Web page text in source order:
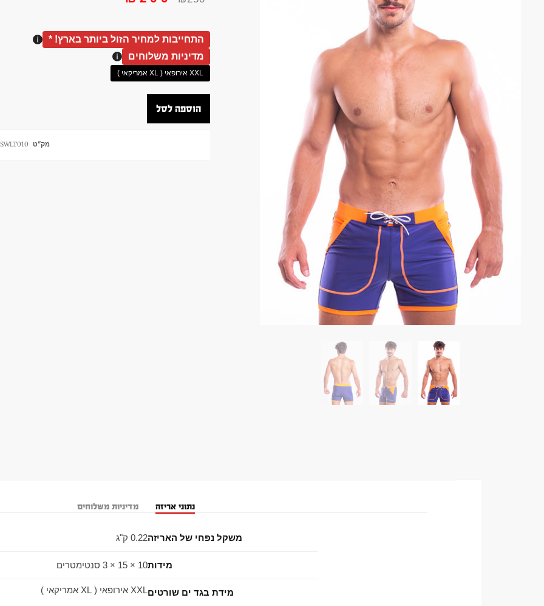
התחייבות למחיר הזול ביותר בארץ! *
מדיניות משלוחים
XXL אירופאי ( XL אמריקאי )
הוספה לסל
מק"ט SWLT010
נתוני אריזה מדיניות משלוחים
משקל נפחי של האריזה0.22 ק"ג
מידות10 × 15 × 3 סנטימטרים
מידת בגד ים שורטיםXXL אירופאי ( XL אמריקאי )